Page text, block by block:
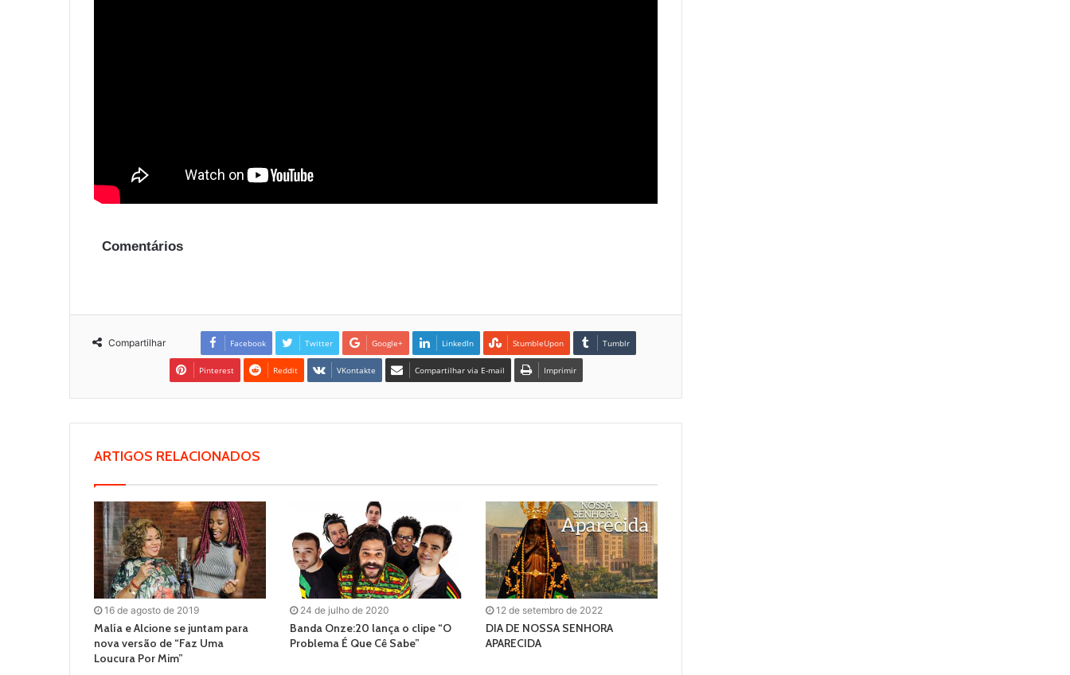
Comentários
Compartilhar Facebook Twitter Google+ LinkedIn StumbleUpon Tumblr
Pinterest Reddit VKontakte Compartilhar via E-mail Imprimir
ARTIGOS RELACIONADOS
16 de agosto de 2019
Malía e Alcione se juntam para
nova versão de “Faz Uma
Loucura Por Mim”
24 de julho de 2020
Banda Onze:20 lança o clipe “O
Problema É Que Cê Sabe”
12 de setembro de 2022
DIA DE NOSSA SENHORA
APARECIDA